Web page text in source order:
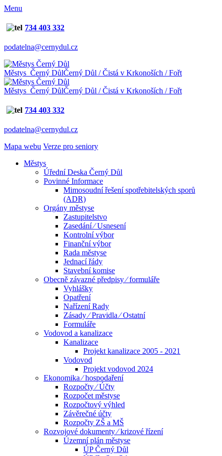
Menu
734 403 332
podatelna@cernydul.cz
Městys Černý DůlČerný Důl / Čistá v Krkonoších / Fořt
Městys Černý DůlČerný Důl / Čistá v Krkonoších / Fořt
734 403 332
podatelna@cernydul.cz
Mapa webu Verze pro seniory
Městys
Úřední Deska Černý Důl
Povinné Informace
Mimosoudní řešení spotřebitelských sporů
(ADR)
Orgány městyse
Zastupitelstvo
Zasedání ⁄ Usnesení
Kontrolní výbor
Finanční výbor
Rada městyse
Jednací řády
Stavební komise
Obecně závazné předpisy ⁄ formuláře
Vyhlášky
Opatření
Nařízení Rady
Zásady ⁄ Pravidla ⁄ Ostatní
Formuláře
Vodovod a kanalizace
Kanalizace
Projekt kanalizace 2005 - 2021
Vodovod
Projekt vodovod 2024
Ekonomika ⁄ hospodaření
Rozpočty ⁄ Účty
Rozpočet městyse
Rozpočtový výhled
Závěrečné účty
Rozpočty ZŠ a MŠ
Rozvojové dokumenty ⁄ krizové řízení
Územní plán městyse
ÚP Černý Důl